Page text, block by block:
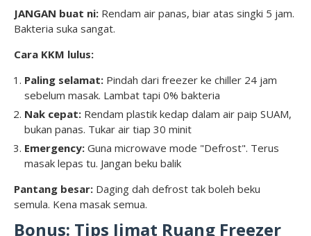
JANGAN buat ni: Rendam air panas, biar atas singki 5 jam.
Bakteria suka sangat.
Cara KKM lulus:
Paling selamat: Pindah dari freezer ke chiller 24 jam
sebelum masak. Lambat tapi 0% bakteria
Nak cepat: Rendam plastik kedap dalam air paip SUAM,
bukan panas. Tukar air tiap 30 minit
Emergency: Guna microwave mode "Defrost". Terus
masak lepas tu. Jangan beku balik
Pantang besar: Daging dah defrost tak boleh beku
semula. Kena masak semua.
Bonus: Tips Jimat Ruang Freezer